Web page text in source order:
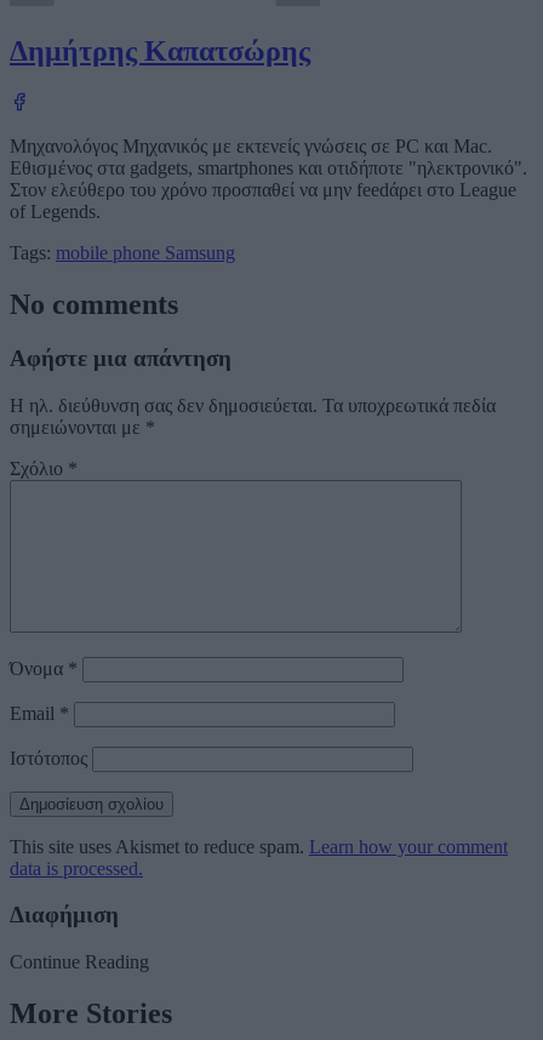
Δημήτρης Καπατσώρης
Μηχανολόγος Μηχανικός με εκτενείς γνώσεις σε PC και Mac.
Εθισμένος στα gadgets, smartphones και οτιδήποτε "ηλεκτρονικό".
Στον ελεύθερο του χρόνο προσπαθεί να μην feedάρει στο League
of Legends.
Tags: mobile phone Samsung
No comments
Αφήστε μια απάντηση
Η ηλ. διεύθυνση σας δεν δημοσιεύεται. Τα υποχρεωτικά πεδία
σημειώνονται με *
Σχόλιο *
Όνομα *
Email *
Ιστότοπος
This site uses Akismet to reduce spam. Learn how your comment
data is processed.
Διαφήμιση
Continue Reading
More Stories